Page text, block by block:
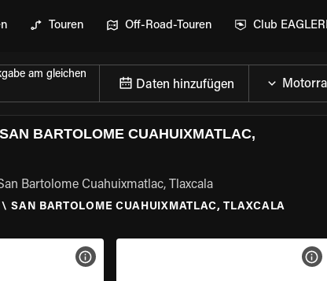
Touren Off-Road-Touren Club
am gleichen
Daten hinzufügen
BARTOLOME CUAHUIXMATLAC,
Bartolome Cuahuixmatlac, Tlaxcala
\ SAN BARTOLOME CUAHUIXMATLAC, TLAXCALA
MOTORRAD-DETAILS ANZEIGEN